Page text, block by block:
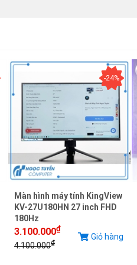
-24%
Màn hình máy tính KingView
KV-27U180HN 27 inch FHD
180Hz
3.100.000₫
4.100.000₫
Giỏ hàng